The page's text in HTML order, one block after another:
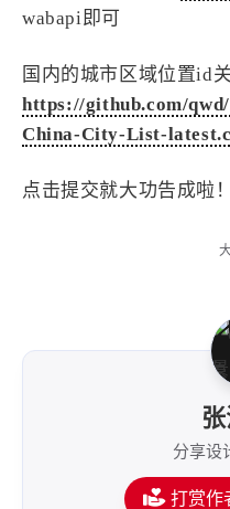
wabapi即可
国内的城市区域位置id关
https://github.com/
China-City-List-
点击提交就大功告成啦！
分享设
打赏作